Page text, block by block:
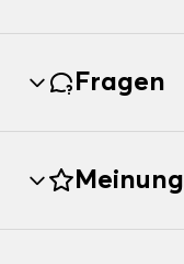
Fragen
Meinung